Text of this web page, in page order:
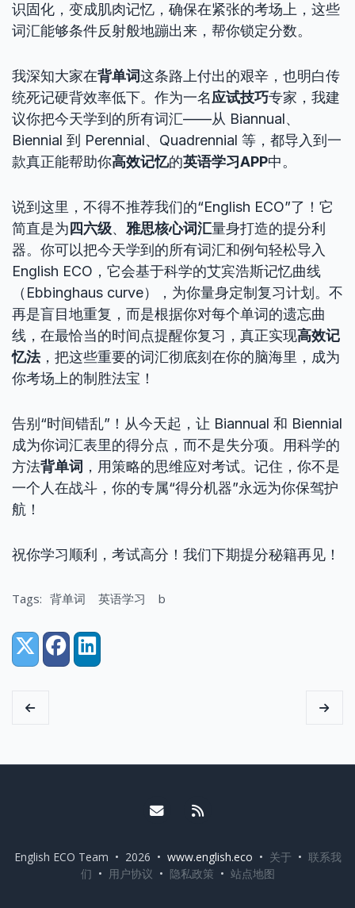
识固化，变成肌肉记忆，确保在紧张的考场上，这些
词汇能够条件反射般地蹦出来，帮你锁定分数。
我深知大家在背单词这条路上付出的艰辛，也明白传
统死记硬背效率低下。作为一名应试技巧专家，我建
议你把今天学到的所有词汇——从 Biannual、
Biennial 到 Perennial、Quadrennial 等，都导入到一
款真正能帮助你高效记忆的英语学习APP中。
说到这里，不得不推荐我们的“English ECO”了！它
简直是为 四六级、 雅思核心词汇量身打造的提分利
器。你可以把今天学到的所有词汇和例句轻松导入
English ECO，它会基于科学的艾宾浩斯记忆曲线
（Ebbinghaus curve），为你量身定制复习计划。不
再是盲目地重复，而是根据你对每个单词的遗忘曲
线，在最恰当的时间点提醒你复习，真正实现高效记
忆法，把这些重要的词汇彻底刻在你的脑海里，成为
你考场上的制胜法宝！
告别“时间错乱”！从今天起，让 Biannual 和 Biennial
成为你词汇表里的得分点，而不是失分项。用科学的
方法背单词 ，用策略的思维应对考试。记住，你不是
一个人在战斗，你的专属“得分机器”永远为你保驾护
航！
祝你学习顺利，考试高分！我们下期提分秘籍再见！
Tags: 背单词 英语学习 b
Share:
X (Twitter)
FacebookLinkedIn
Email me
English ECO Team • 2026 • www.english.eco • 关于 • 联系我
们 • 用户协议 • 隐私政策 • 站点地图